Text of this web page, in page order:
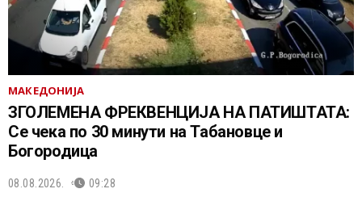
МАКЕДОНИЈА
ЗГОЛЕМЕНА ФРЕКВЕНЦИЈА НА ПАТИШТАТА:
Се чека по 30 минути на Табановце и
Богородица
08.08.2026. 09:28